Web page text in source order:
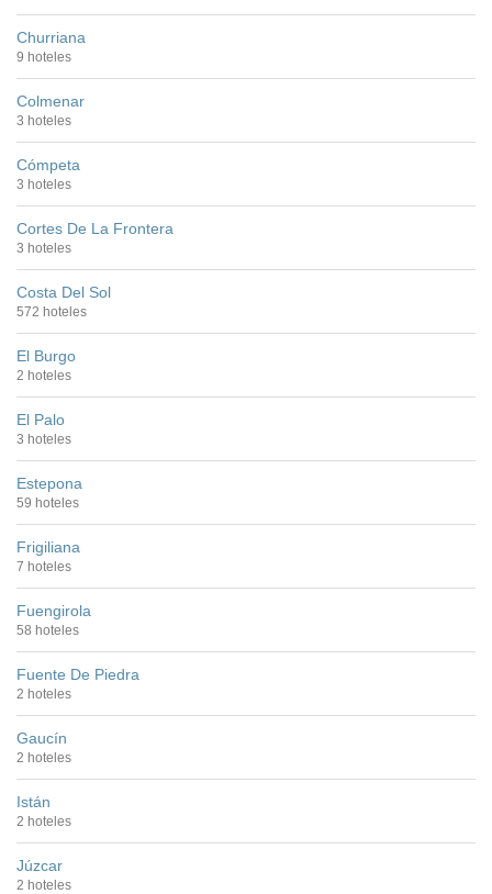
Churriana
9 hoteles
Colmenar
3 hoteles
Cómpeta
3 hoteles
Cortes De La Frontera
3 hoteles
Costa Del Sol
572 hoteles
El Burgo
2 hoteles
El Palo
3 hoteles
Estepona
59 hoteles
Frigiliana
7 hoteles
Fuengirola
58 hoteles
Fuente De Piedra
2 hoteles
Gaucín
2 hoteles
Istán
2 hoteles
Júzcar
2 hoteles